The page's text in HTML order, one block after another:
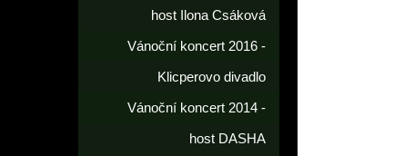
host Ilona Csáková
Vánoční koncert 2016 -
Klicperovo divadlo
Vánoční koncert 2014 -
host DASHA